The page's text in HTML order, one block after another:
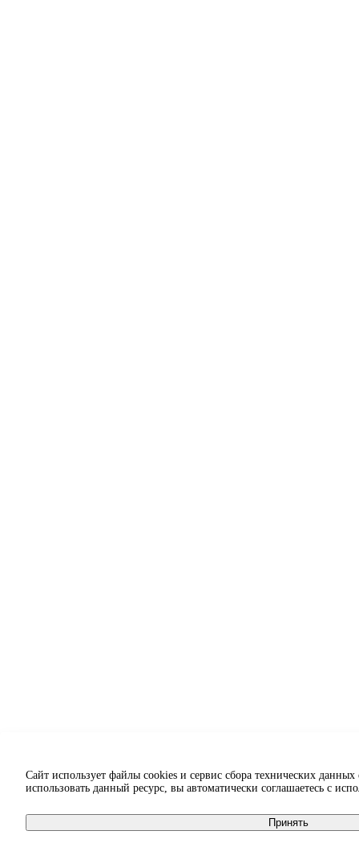
Сайт использует файлы cookies и сервис сбора технических
использовать данный ресурс, вы автоматически соглашаетесь с
Принять